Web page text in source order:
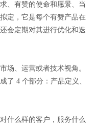
、有赞的使命和愿景、当
定，它是每个有赞产品在
会定期对其进行优化和迭
场、运营或者技术视角。
了 4 个部分：产品定义、
什么样的客户，服务什么